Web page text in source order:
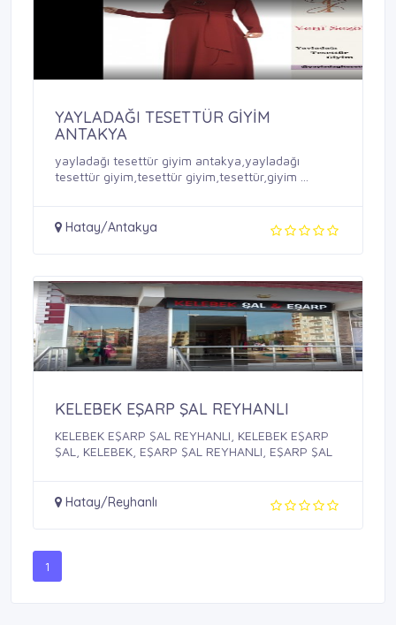
YAYLADAĞI TESETTÜR GİYİM
ANTAKYA
yayladağı tesettür giyim antakya,yayladağı
tesettür giyim,tesettür giyim,tesettür,giyim ...
Hatay/Antakya
KELEBEK EŞARP ŞAL REYHANLI
KELEBEK EŞARP ŞAL REYHANLI, KELEBEK EŞARP
ŞAL, KELEBEK, EŞARP ŞAL REYHANLI, EŞARP ŞAL
Hatay/Reyhanlı
1